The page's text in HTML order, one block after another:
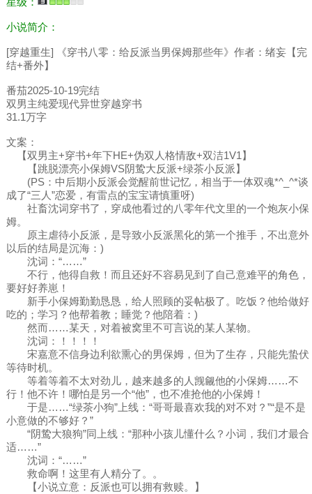
小说简介：
[穿越重生] 《穿书八零：给反派当男保姆那些年》作者：绪妄【完
结+番外】
番茄2025-10-19完结
双男主纯爱现代异世穿越穿书
31.1万字
文案：
【双男主+穿书+年下HE+伪双人格情敌+双洁1V1】
【跳脱漂亮小保姆VS阴鸷大反派+绿茶小反派】
(PS：中后期小反派会觉醒前世记忆，相当于一体双魂*^_^*谈
成了“三人”恋爱，有雷点的宝宝请慎重呀)
社畜沈词穿书了，穿成他看过的八零年代文里的一个炮灰小保
姆。
原主虐待小反派，是导致小反派黑化的第一个推手，不出意外
以后的结局是沉海：)
沈词：“……”
不行，他得自救！而且还好不容易见到了自己意难平的角色，
要好好养崽！
新手小保姆勤勤恳恳，给人照顾的妥帖极了。吃饭？他给做好
吃的；学习？他帮着教；睡觉？他陪着：)
然而……某天，对着被窝里不可言说的某人某物。
沈词：！！！！
宋嘉意不信身边利欲熏心的男保姆，但为了生存，只能先蛰伏
等待时机。
等着等着不太对劲儿，越来越多的人觊觎他的小保姆……不
行！他不许！哪怕是另一个“他”，也不准抢他的小保姆！
于是……“绿茶小狗”上线：“哥哥最喜欢我的对不对？”“是不是
小意做的不够好？”
“阴鸷大狼狗”同上线：“那种小孩儿懂什么？小词，我们才最合
适……”
沈词：“……”
救命啊！这里有人精分了。。
【小说立意：反派也可以拥有救赎。】